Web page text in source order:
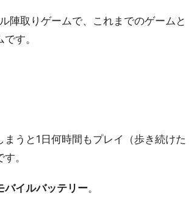
陣取りゲームで、これまでのゲームと
す。
うと1日何時間もプレイ（歩き続けた
。
バイルバッテリー。